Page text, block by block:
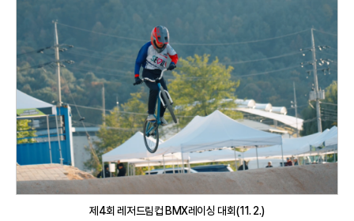
제4회 레저드림컵 BMX레이싱 대회(11. 2.)